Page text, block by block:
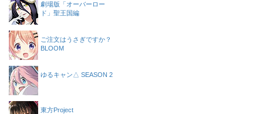
劇場版「オーバーロー
ド」聖王国編
ご注文はうさぎですか？
BLOOM
ゆるキャン△ SEASON 2
東方Project